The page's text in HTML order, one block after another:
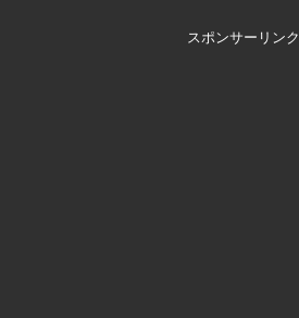
スポンサーリンク